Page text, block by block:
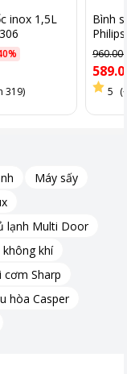
inox 1,5L
%
319)
Bình
5
Máy sấy
lạnh Multi Door
không khí
cơm Sharp
hòa Casper